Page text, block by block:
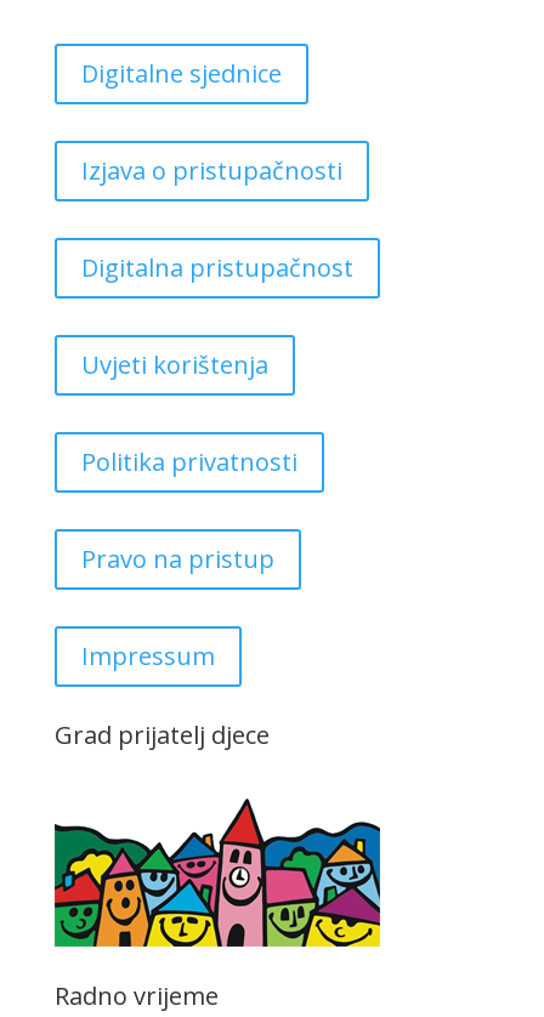
Digitalne sjednice
Izjava o pristupačnosti
Digitalna pristupačnost
Uvjeti korištenja
Politika privatnosti
Pravo na pristup
Impressum
Grad prijatelj djece
Radno vrijeme